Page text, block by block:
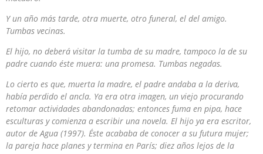
Y un año más tarde, otra muerte, otro funeral, el del amigo.
Tumbas vecinas.
El hijo, no deberá visitar la tumba de su madre, tampoco la de su
padre cuando éste muera: una promesa. Tumbas negadas.
Lo cierto es que, muerta la madre, el padre andaba a la deriva,
había perdido el ancla. Ya era otra imagen, un viejo procurando
retomar actividades abandonadas; entonces fuma en pipa, hace
esculturas y comienza a escribir una novela. El hijo ya era escritor,
autor deAgua (1997). Éste acababa de conocer a su futura mujer;
la pareja hace planes y termina en París; diez años lejos de la